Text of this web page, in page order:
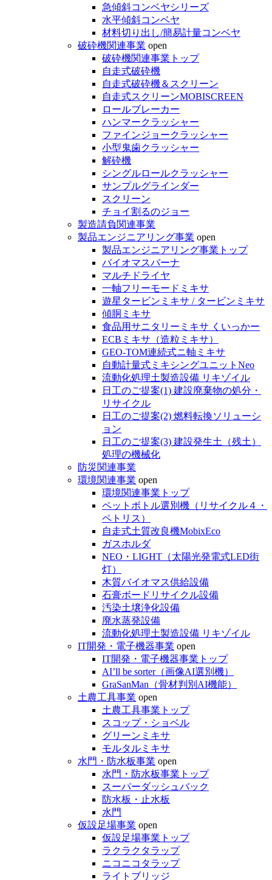
急傾斜コンベヤシリーズ
水平傾斜コンベヤ
材料切り出し/簡易計量コンベヤ
破砕機関連事業 open
破砕機関連事業トップ
自走式破砕機
自走式破砕機＆スクリーン
自走式スクリーンMOBISCREEN
ロールブレーカー
ハンマークラッシャー
ファインジョークラッシャー
小型鬼歯クラッシャー
解砕機
シングルロールクラッシャー
サンプルグラインダー
スクリーン
チョイ割るのジョー
製造請負関連事業
製品エンジニアリング事業 open
製品エンジニアリング事業トップ
バイオマスバーナ
マルチドライヤ
一軸フリーモードミキサ
遊星タービンミキサ / タービンミキサ
傾胴ミキサ
食品用サニタリーミキサ くいっかー
ECBミキサ（造粒ミキサ）
GEO-TOM連続式ニ軸ミキサ
自動計量式ミキシングユニットNeo
流動化処理土製造設備 リキゾイル
日工のご提案(1) 建設廃棄物の処分・
リサイクル
日工のご提案(2) 燃料転換ソリューシ
ョン
日工のご提案(3) 建設発生土（残土）
処理の機械化
防災関連事業
環境関連事業 open
環境関連事業トップ
ペットボトル選別機（リサイクル４・
ペトリス）
自走式土質改良機MobixEco
ガスホルダ
NEO・LIGHT（太陽光発電式LED街
灯）
木質バイオマス供給設備
石膏ボードリサイクル設備
汚染土壌浄化設備
廃水蒸発設備
流動化処理土製造設備 リキゾイル
IT開発・電子機器事業 open
IT開発・電子機器事業トップ
AI’ll be sorter（画像AI選別機）
GraSanMan（骨材判別AI機能）
土農工具事業 open
土農工具事業トップ
スコップ・ショベル
グリーンミキサ
モルタルミキサ
水門・防水板事業 open
水門・防水板事業トップ
スーパーダッシュバック
防水板・止水板
水門
仮設足場事業 open
仮設足場事業トップ
ラクラクタラップ
ニコニコタラップ
ライトブリッジ